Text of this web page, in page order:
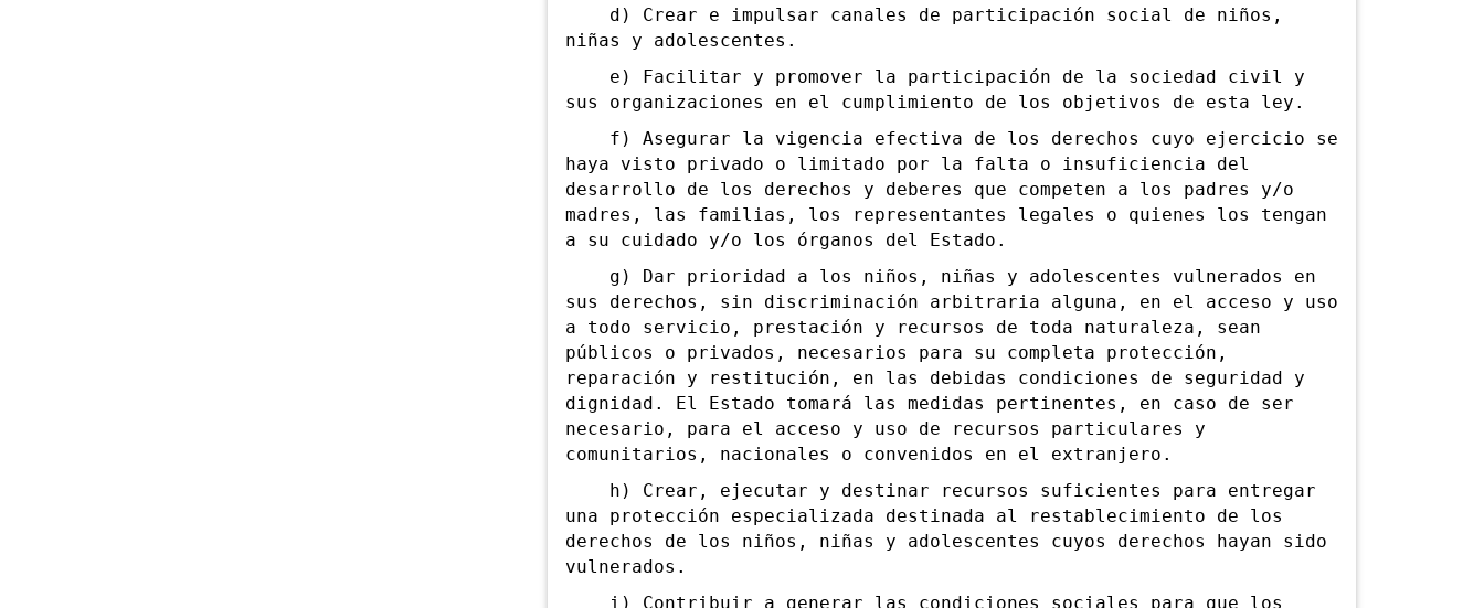
d) Crear e impulsar canales de participación social de niños,
niñas y adolescentes.
e) Facilitar y promover la participación de la sociedad civil y
sus organizaciones en el cumplimiento de los objetivos de esta ley.
f) Asegurar la vigencia efectiva de los derechos cuyo ejercicio se
haya visto privado o limitado por la falta o insuficiencia del
desarrollo de los derechos y deberes que competen a los padres y/o
madres, las familias, los representantes legales o quienes los tengan
a su cuidado y/o los órganos del Estado.
g) Dar prioridad a los niños, niñas y adolescentes vulnerados en
sus derechos, sin discriminación arbitraria alguna, en el acceso y uso
a todo servicio, prestación y recursos de toda naturaleza, sean
públicos o privados, necesarios para su completa protección,
reparación y restitución, en las debidas condiciones de seguridad y
dignidad. El Estado tomará las medidas pertinentes, en caso de ser
necesario, para el acceso y uso de recursos particulares y
comunitarios, nacionales o convenidos en el extranjero.
h) Crear, ejecutar y destinar recursos suficientes para entregar
una protección especializada destinada al restablecimiento de los
derechos de los niños, niñas y adolescentes cuyos derechos hayan sido
vulnerados.
i) Contribuir a generar las condiciones sociales para que los